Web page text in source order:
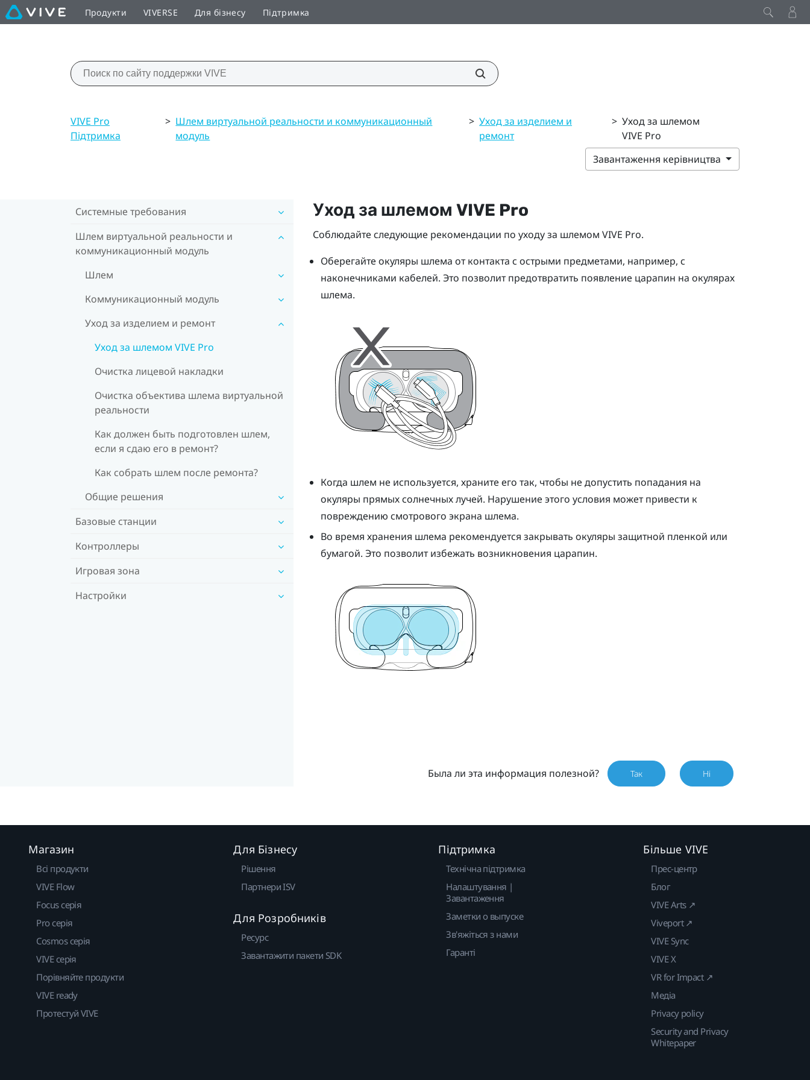
Продукти VIVERSE Для бізнесу Підтримка
VIVE Pro
Підтримка
> Шлем виртуальной реальности и коммуникационный
модуль
> Уход за изделием и
ремонт
> Уход за шлемом
VIVE Pro
Завантаження керівництва
Системные требования
Шлем виртуальной реальности и
коммуникационный модуль
Шлем
Коммуникационный модуль
Уход за изделием и ремонт
Уход за шлемом VIVE Pro
Очистка лицевой накладки
Очистка объектива шлема виртуальной
реальности
Как должен быть подготовлен шлем,
если я сдаю его в ремонт?
Как собрать шлем после ремонта?
Общие решения
Базовые станции
Контроллеры
Игровая зона
Настройки
Уход за шлемом VIVE Pro
Соблюдайте следующие рекомендации по уходу за шлемом VIVE Pro.
Оберегайте окуляры шлема от контакта с острыми предметами, например, с
наконечниками кабелей. Это позволит предотвратить появление царапин на окулярах
шлема.
Когда шлем не используется, храните его так, чтобы не допустить попадания на
окуляры прямых солнечных лучей. Нарушение этого условия может привести к
повреждению смотрового экрана шлема.
Во время хранения шлема рекомендуется закрывать окуляры защитной пленкой или
бумагой. Это позволит избежать возникновения царапин.
Была ли эта информация полезной? Так Ні
Магазин
Всі продукти
VIVE Flow
Focus серія
Pro серія
Cosmos серія
VIVE серія
Порівняйте продукти
VIVE ready
Протестуй VIVE
Для Бізнесу
Рішення
Партнери ISV
Для Розробників
Ресурс
Завантажити пакети SDK
Підтримка
Технічна підтримка
Налаштування |
Завантаження
Заметки о выпуске
Зв'яжіться з нами
Гаранті
Більше VIVE
Прес-центр
Блог
VIVE Arts ↗
Viveport ↗
VIVE Sync
VIVE X
VR for Impact ↗
Медіа
Privacy policy
Security and Privacy
Whitepaper